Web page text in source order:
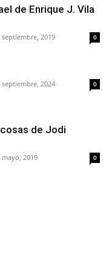
de Enrique J. Vila
septiembre, 2019 0
septiembre, 2024 0
de Jodi
mayo, 2019 0